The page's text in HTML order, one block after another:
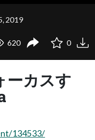
2019
620 0
ーカスす
134533/